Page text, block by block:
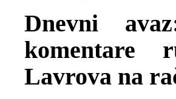
Dnevni
komentare
Lavrova na